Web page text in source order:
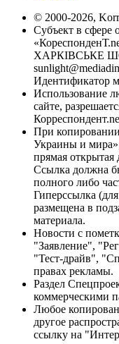
© 2000-2026,
Субъект в сфере
ХАРКІВСЬКЕ
Идентификатор
Использование
сайте,
При
Украины и мира»,
прямая открытая
Ссылка должна
полного либо
Гиперссылка
размещена в
материала.
Новости с
"Заявление",
"Тест-драйв",
правах рекламы.
Раздел
коммерческими
Любое
другое
ссылку на